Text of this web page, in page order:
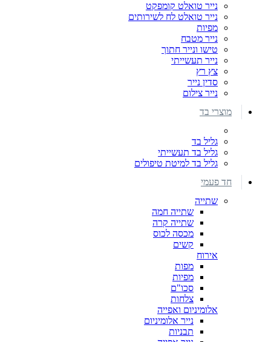
נייר טואלט קומפקט
נייר טואלט לח לשירותים
מפיות
נייר מטבח
טישו ונייר חתוך
נייר תעשייתי
צץ רץ
סדין נייר
נייר צילום
מוצרי בד
גליל בד
גליל בד תעשייתי
גליל בד למיטת טיפולים
חד פעמי
שתייה
שתייה חמה
שתייה קרה
מכסה לכוס
קשים
אירוח
מפות
מפיות
סכו"ם
צלחות
אלומיניום ואפייה
נייר אלומיניום
תבניות